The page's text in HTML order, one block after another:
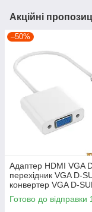
Акційні
–50%
Адаптер HDMI VGA
перехідник VGA D-
конвертер VGA D-
між HDMI VGA D-
Smart TV Cablexpert
Готово до відправки